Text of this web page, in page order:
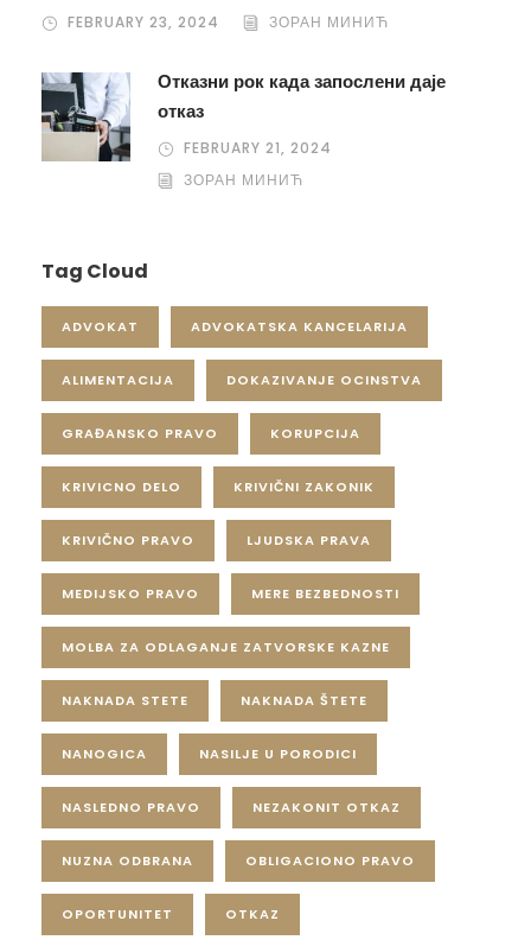
FEBRUARY 23, 2024 ЗОРАН МИНИЋ
Отказни рок када запослени даје
отказ
FEBRUARY 21, 2024
ЗОРАН МИНИЋ
Tag Cloud
ADVOKAT ADVOKATSKA KANCELARIJA
ALIMENTACIJA DOKAZIVANJE OCINSTVA
GRAĐANSKO PRAVO KORUPCIJA
KRIVICNO DELO KRIVIČNI ZAKONIK
KRIVIČNO PRAVO LJUDSKA PRAVA
MEDIJSKO PRAVO MERE BEZBEDNOSTI
MOLBA ZA ODLAGANJE ZATVORSKE KAZNE
NAKNADA STETE NAKNADA ŠTETE
NANOGICA NASILJE U PORODICI
NASLEDNO PRAVO NEZAKONIT OTKAZ
NUZNA ODBRANA OBLIGACIONO PRAVO
OPORTUNITET OTKAZ